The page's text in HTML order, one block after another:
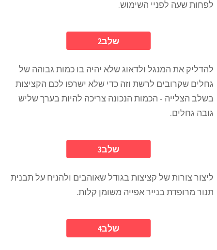
לפחות שעה לפניי השימוש.
2שלב
להדליק את המנגל ולדאוג שלא יהיה בו כמות גבוהה של
גחלים שקרובים לרשת וזה כדי שלא ישרפו לכם הקציצות
בשלב הצלייה - הכמות הנכונה צריכה להיות בערך שליש
גובה גחלים.
3שלב
ליצור צורות של קציצות בגודל שאוהבים ולהניח על תבנית
תנור מרופדת בנייר אפייה משומן קלות.
4שלב